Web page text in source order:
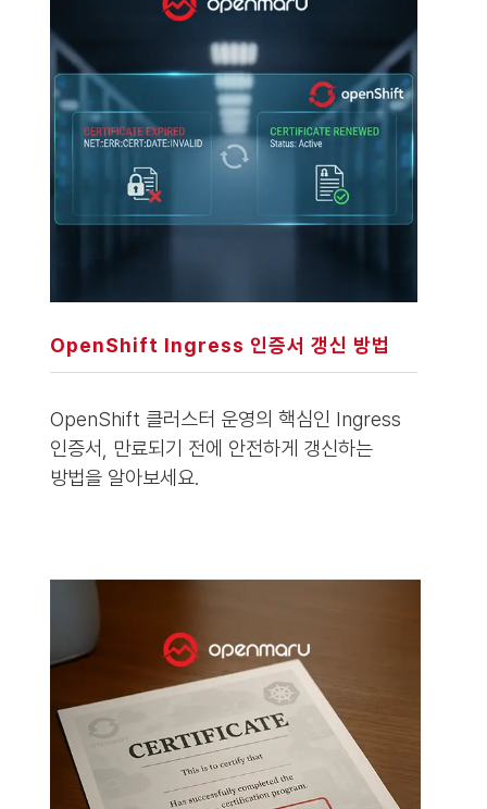
OpenShift Ingress 인증서 갱신 방법
OpenShift 클러스터 운영의 핵심인 Ingress
인증서, 만료되기 전에 안전하게 갱신하는
방법을 알아보세요.